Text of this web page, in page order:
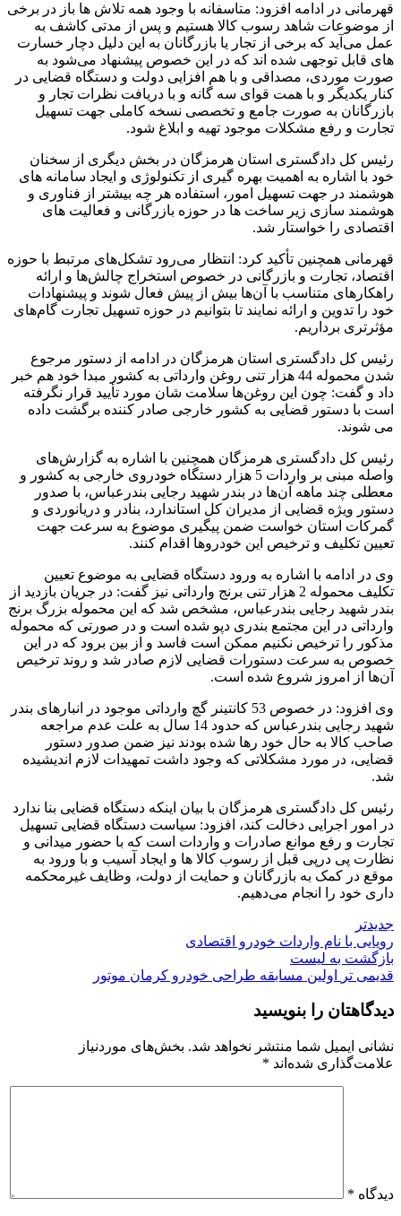
قهرمانی در ادامه افزود: متاسفانه با وجود همه تلاش ها باز در برخی
از موضوعات شاهد رسوب کالا هستیم و پس از مدتی کاشف به
عمل می‌آید که برخی از تجار یا بازرگانان به این دلیل دچار خسارت‌
های قابل توجهی شده اند که در این خصوص پیشنهاد می‌شود به
صورت موردی، مصداقی و با هم افزایی دولت و دستگاه قضایی در
کنار یکدیگر و با همت قوای سه گانه و با دریافت نظرات تجار و
بازرگانان به صورت جامع و تخصصی نسخه کاملی جهت تسهیل
تجارت و رفع مشکلات موجود تهیه و ابلاغ شود.
رئیس کل دادگستری استان هرمزگان در بخش دیگری از سخنان
خود با اشاره به اهمیت بهره گیری از تکنولوژی و ایجاد سامانه های
هوشمند در جهت تسهیل امور، استفاده هر چه بیشتر از فناوری و
هوشمند سازی زیر ساخت ها در حوزه بازرگانی و فعالیت های
اقتصادی را خواستار شد.
قهرمانی همچنین تأکید کرد: انتظار می‌رود تشکل‌های مرتبط با حوزه
اقتصاد، تجارت و بازرگانی در خصوص استخراج چالش‌ها و ارائه
راهکارهای متناسب با آن‌ها بیش از پیش فعال شوند و پیشنهادات
خود را تدوین و ارائه نمایند تا بتوانیم در حوزه تسهیل تجارت گام‌های
مؤثرتری برداریم.
رئیس کل دادگستری استان هرمزگان در ادامه از دستور مرجوع
شدن محموله 44 هزار تنی روغن وارداتی به کشور مبدا خود هم خبر
داد و گفت: چون این روغن‌ها سلامت شان مورد تأیید قرار نگرفته
است با دستور قضایی به کشور خارجی صادر کننده برگشت داده
می شوند.
رئیس کل دادگستری هرمزگان همچنین با اشاره به گزارش‌های
واصله مبنی بر واردات 5 هزار دستگاه خودروی خارجی به کشور و
معطلی چند ماهه آن‌ها در بندر شهید رجایی بندرعباس، با صدور
دستور ویژه قضایی از مدیران کل استاندارد، بنادر و دریانوردی و
گمرکات استان خواست ضمن پیگیری موضوع به سرعت جهت
تعیین تکلیف و ترخیص این خودروها اقدام کنند.
وی در ادامه با اشاره به ورود دستگاه قضایی به موضوع تعیین
تکلیف محموله 2 هزار تنی برنج وارداتی نیز گفت: در جریان بازدید از
بندر شهید رجایی بندرعباس، مشخص شد که این محموله بزرگ برنج
وارداتی در این مجتمع بندری دپو شده است و در صورتی که محموله
مذکور را ترخیص نکنیم ممکن است فاسد و از بین برود که در این
خصوص به سرعت دستورات قضایی لازم صادر شد و روند ترخیص
آن‌ها از امروز شروع شده است.
وی افزود: در خصوص 53 کانتینر گچ وارداتی موجود در انبارهای بندر
شهید رجایی بندرعباس که حدود 14 سال به علت عدم مراجعه
صاحب کالا به حال خود رها شده بودند نیز ضمن صدور دستور
قضایی، در مورد مشکلاتی که وجود داشت تمهیدات لازم اندیشیده
شد.
رئیس کل دادگستری هرمزگان با بیان اینکه دستگاه قضایی بنا ندارد
در امور اجرایی دخالت کند، افزود: سیاست دستگاه قضایی تسهیل
تجارت و رفع موانع صادرات و واردات است که با حضور میدانی و
نظارت پی درپی قبل از رسوب کالا ها و ایجاد آسیب و با ورود به
موقع در کمک به بازرگانان و حمایت از دولت، وظایف غیرمحکمه
داری خود را انجام می‌دهیم.
جدیدتر
رویایی با نام واردات خودرو اقتصادی
بازگشت به لیست
قدیمی تر
اولین مسابقه طراحی خودرو کرمان موتور
دیدگاهتان را بنویسید
نشانی ایمیل شما منتشر نخواهد شد. بخش‌های موردنیاز
علامت‌گذاری شده‌اند *
دیدگاه *